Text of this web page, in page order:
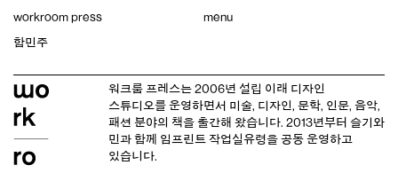
content
workroom press menu
함민주
워크룸 프레스는 2006년 설립 이래 디자인
스튜디오를 운영하면서 미술, 디자인, 문학, 인문, 음악,
패션 분야의 책을 출간해 왔습니다. 2013년부터 슬기와
민과 함께 임프린트 작업실유령을 공동 운영하고
있습니다.